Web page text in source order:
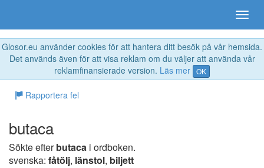
Glosor.eu använder cookies för att hantera ditt besök på vår hemsida.
Det används även för att visa reklam om du väljer att använda vår
reklamfinansierade version. Läs mer OK
Rapportera fel
butaca
Sökte efterbutaca i ordboken.
svenska: fåtölj, länstol, biljett